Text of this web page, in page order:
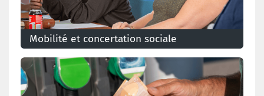
Mobilité et concertation sociale
Découvrez tout ce qu'il savoir en tant que délégué
pour porter le dossier de la mobilité dans la
concertation sociale